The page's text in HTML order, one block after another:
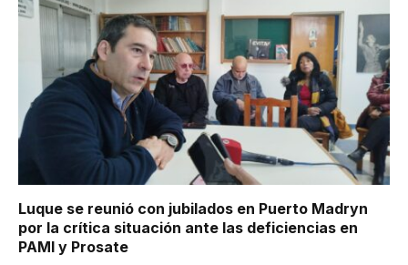
Luque se reunió con jubilados en Puerto Madryn
por la crítica situación ante las deficiencias en
PAMI y Prosate